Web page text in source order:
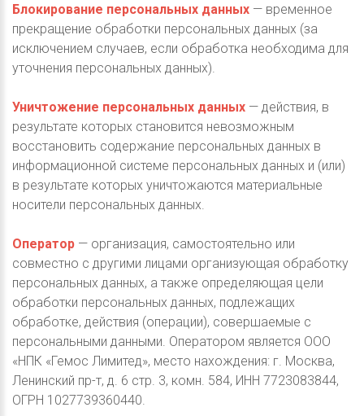
Блокирование персональных данных — временное
прекращение обработки персональных данных (за
исключением случаев, если обработка необходима для
уточнения персональных данных).
Уничтожение персональных данных — действия, в
результате которых становится невозможным
восстановить содержание персональных данных в
информационной системе персональных данных и (или)
в результате которых уничтожаются материальные
носители персональных данных.
Оператор — организация, самостоятельно или
совместно с другими лицами организующая обработку
персональных данных, а также определяющая цели
обработки персональных данных, подлежащих
обработке, действия (операции), совершаемые с
персональными данными. Оператором является ООО
«НПК «Гемос Лимитед», место нахождения: г. Москва,
Ленинский пр-т, д. 6 стр. 3, комн. 584, ИНН 7723083844,
ОГРН 1027739360440.